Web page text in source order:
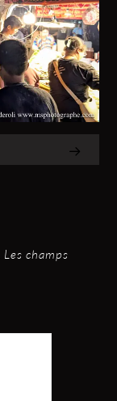
Les champs